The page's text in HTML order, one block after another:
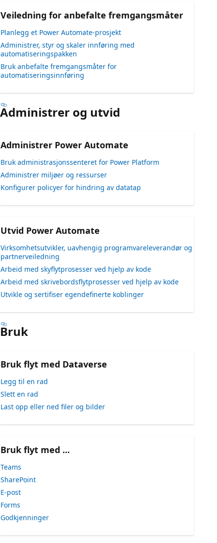
Veiledning for anbefalte fremgangsmåter
Planlegg et Power Automate-prosjekt
Administrer, styr og skaler innføring med
automatiseringspakken
Bruk anbefalte fremgangsmåter for
automatiseringsinnføring
Administrer og utvid
Administrer Power Automate
Bruk administrasjonssenteret for Power Platform
Administrer miljøer og ressurser
Konfigurer policyer for hindring av datatap
Utvid Power Automate
Virksomhetsutvikler, uavhengig programvareleverandør og
partnerveiledning
Arbeid med skyflytprosesser ved hjelp av kode
Arbeid med skrivebordsflytprosesser ved hjelp av kode
Utvikle og sertifiser egendefinerte koblinger
Bruk
Bruk flyt med Dataverse
Legg til en rad
Slett en rad
Last opp eller ned filer og bilder
Bruk flyt med ...
Teams
SharePoint
E-post
Forms
Godkjenninger